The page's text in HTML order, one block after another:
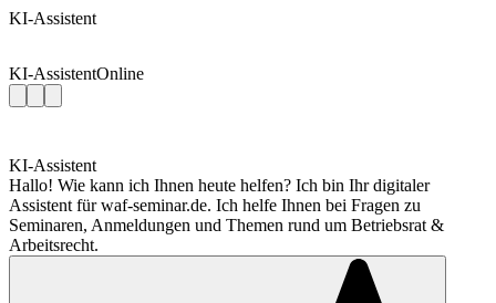
KI-Assistent
KI-AssistentOnline
KI-Assistent
Hallo! Wie kann ich Ihnen heute helfen? Ich bin Ihr digitaler
Assistent für waf-seminar.de. Ich helfe Ihnen bei Fragen zu
Seminaren, Anmeldungen und Themen rund um Betriebsrat &
Arbeitsrecht.